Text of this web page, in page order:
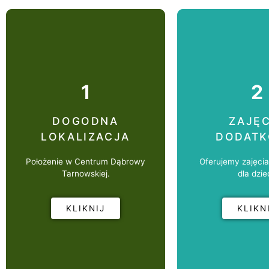
1
DOGODNA
LOKALIZACJA
Położenie w Centrum Dąbrowy
Tarnowskiej.
KLIKNIJ
Lokalziacja w
centrum
Położenie jest bardzo korzystne
ze względu na bliskie sąsiedztwo
2
Oferujemy
dla